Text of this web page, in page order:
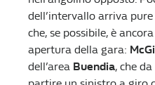
dell’intervallo arriva
che, se possibile, è
apertura della gara:
dell’area Buendia, che